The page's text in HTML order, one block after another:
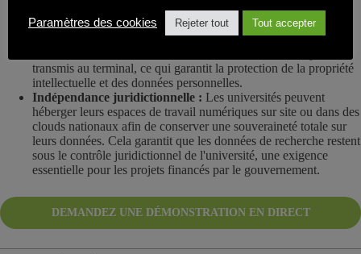
Isolation des données sensibles :Avec Inuvika OVD
Enterprise, les applications et les données résident entièrement
transmis au terminal, ce qui garantit la protection de la propriété
intellectuelle et des données personnelles.
Indépendance juridictionnelle : Les universités peuvent
héberger leurs espaces de travail numériques sur site ou dans des
clouds nationaux afin de conserver une souveraineté totale sur
leurs données. Cela garantit que les données de recherche restent
sous le contrôle juridictionnel de l'université, une exigence
essentielle pour les projets financés par le gouvernement.
DEMANDEZ UNE DÉMONSTRATION EN DIRECT
Paramètres des cookies Rejeter tout Tout accepter